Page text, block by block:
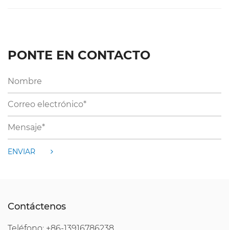
PONTE EN CONTACTO
ENVIAR
Contáctenos